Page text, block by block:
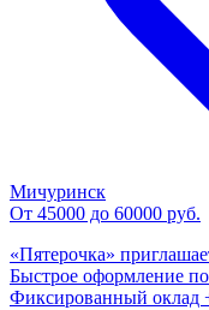
Мичуринск
От 45000 до 60000 руб.
«Пятерочка»
Быстрое оформление
Фиксированный оклад